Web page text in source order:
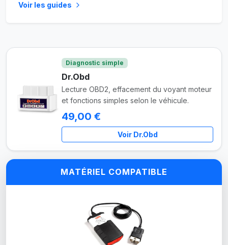
Voir les guides
Diagnostic simple
Dr.Obd
Lecture OBD2, effacement du voyant moteur
et fonctions simples selon le véhicule.
49,00 €
Voir Dr.Obd
MATÉRIEL COMPATIBLE